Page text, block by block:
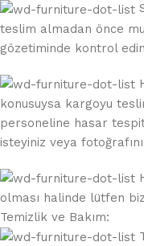
teslim almadan önce
gözetiminde kontrol
konusuysa kargoyu
personeline hasar
isteyiniz veya
olması halinde lütfen
Temizlik ve Bakım: